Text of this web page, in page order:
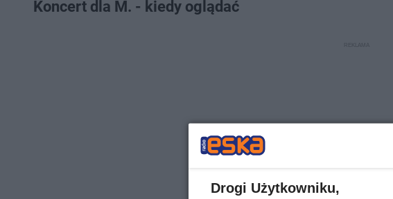
Koncert dla M. - kiedy oglądać
Drogi Użytkowniku,